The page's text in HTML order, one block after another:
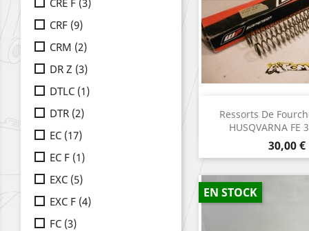
CRE F (3)
CRF (9)
CRM (2)
DR Z (3)
DTLC (1)
DTR (2)
EC (17)
EC F (1)
EXC (5)
EXC F (4)
FC (3)
Ressorts De
HUSQVARNA FE
Prix
30,00 €
Aperçu
EN STOCK